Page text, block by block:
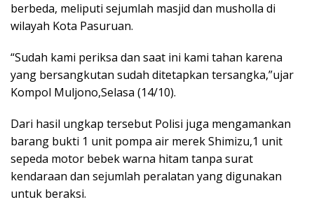
berbeda, meliputi sejumlah masjid dan musholla di
wilayah Kota Pasuruan.
“Sudah kami periksa dan saat ini kami tahan karena
yang bersangkutan sudah ditetapkan tersangka,”ujar
Kompol Muljono,Selasa (14/10).
Dari hasil ungkap tersebut Polisi juga mengamankan
barang bukti 1 unit pompa air merek Shimizu,1 unit
sepeda motor bebek warna hitam tanpa surat
kendaraan dan sejumlah peralatan yang digunakan
untuk beraksi.